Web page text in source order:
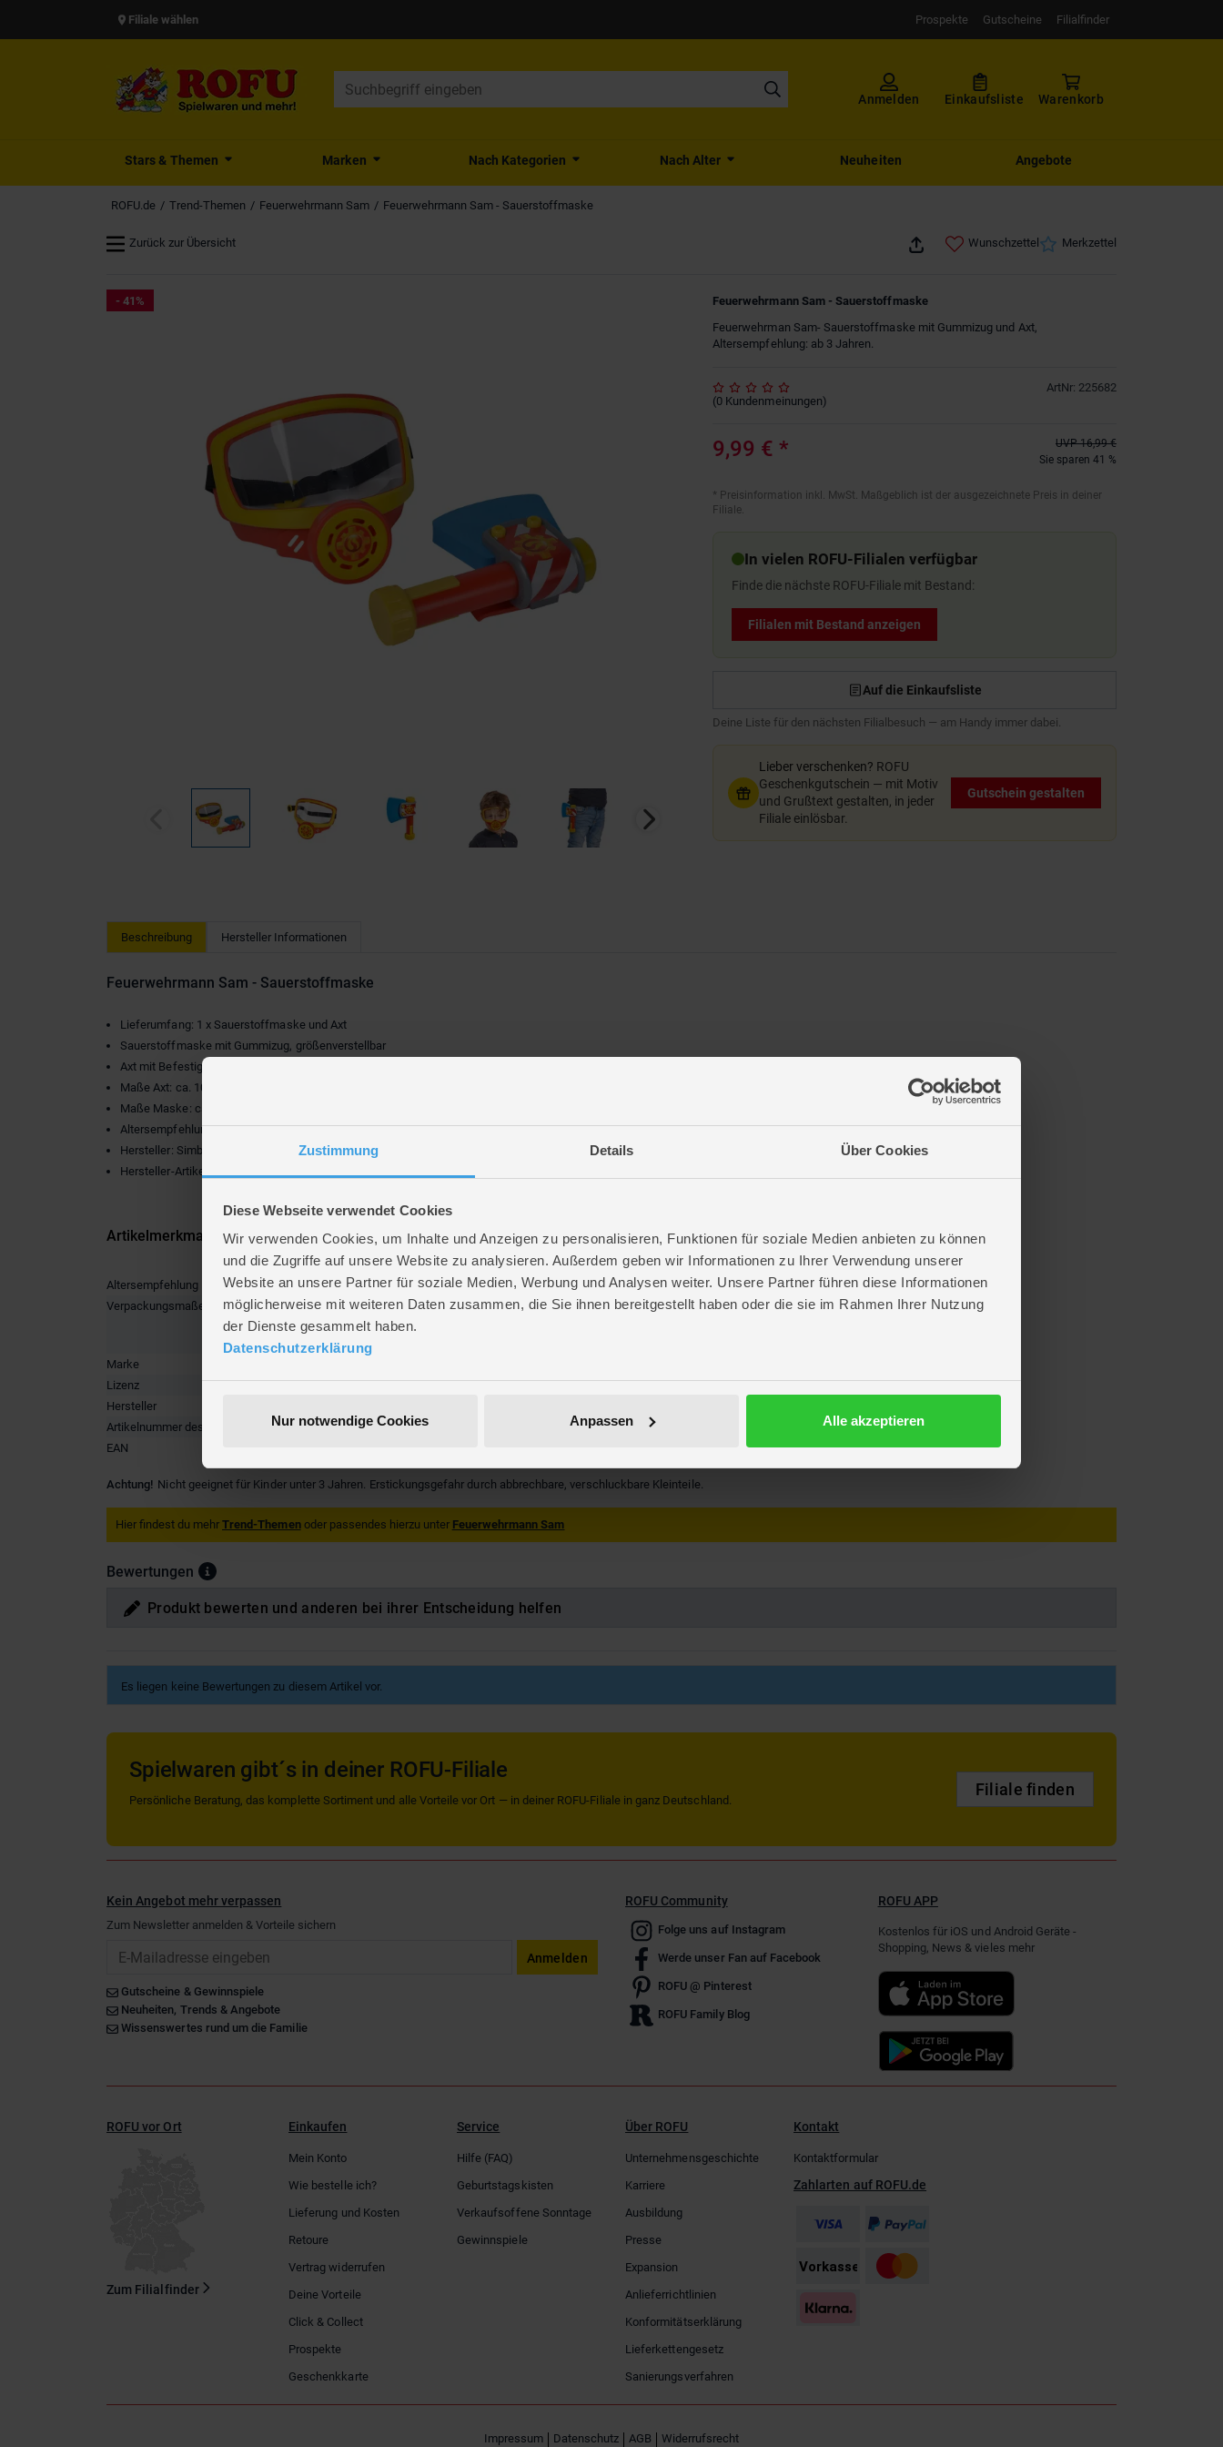
Zustimmung Details Über Cookies
Diese Webseite verwendet Cookies
Wir verwenden Cookies, um Inhalte und Anzeigen zu personalisieren, Funktionen für soziale Medien anbieten zu können
und die Zugriffe auf unsere Website zu analysieren. Außerdem geben wir Informationen zu Ihrer Verwendung unserer
Website an unsere Partner für soziale Medien, Werbung und Analysen weiter. Unsere Partner führen diese Informationen
möglicherweise mit weiteren Daten zusammen, die Sie ihnen bereitgestellt haben oder die sie im Rahmen Ihrer Nutzung
der Dienste gesammelt haben.
Datenschutzerklärung
Nur notwendige Cookies Anpassen Alle akzeptieren
Filiale wählen Prospekte Gutscheine Filialfinder
Anmelden Einkaufsliste Warenkorb
Stars & Themen Marken Nach Kategorien Nach Alter Neuheiten Angebote
ROFU.de Trend-Themen Feuerwehrmann Sam Feuerwehrmann Sam - Sauerstoffmaske
Zurück zur Übersicht Wunschzettel Merkzettel
- 41%
Feuerwehrmann Sam - Sauerstoffmaske
Feuerwehrman Sam- Sauerstoffmaske mit Gummizug und Axt,
Altersempfehlung: ab 3 Jahren.
ArtNr: 225682
(0 Kundenmeinungen)
9,99 € * UVP 16,99 €
Sie sparen 41 %
* Preisinformation inkl. MwSt. Maßgeblich ist der ausgezeichnete Preis in deiner
Filiale.
In vielen ROFU-Filialen verfügbar
Finde die nächste ROFU-Filiale mit Bestand:
Filialen mit Bestand anzeigen
Auf die Einkaufsliste
Deine Liste für den nächsten Filialbesuch — am Handy immer dabei.
Lieber verschenken? ROFU
Geschenkgutschein — mit Motiv
und Grußtext gestalten, in jeder
Filiale einlösbar.
Gutschein gestalten
Beschreibung Hersteller Informationen
Feuerwehrmann Sam - Sauerstoffmaske
Lieferumfang: 1 x Sauerstoffmaske und Axt
Sauerstoffmaske mit Gummizug, größenverstellbar
Axt mit Befestigungshaken
Maße Axt: ca. 10 x 15 cm
Maße Maske: ca. 6 x 20 x 29 cm
Altersempfehlung: ab 3 Jahren
Hersteller: Simba Toys
Hersteller-Artikelnr.: 109252476
Artikelmerkmale
Altersempfehlung
ab 3 Jahre
Verpackungsmaße
Länge ca. 20,3 cm
Breite ca. 29,2 cm
Marke
Lizenz
Feuerwehrmann Sam
Hersteller
Artikelnummer des Herstellers
109252476
EAN
Achtung! Nicht geeignet für Kinder unter 3 Jahren. Erstickungsgefahr durch abbrechbare, verschluckbare Kleinteile.
Hier findest du mehr Trend-Themenoder passendes hierzu unter Feuerwehrmann Sam
Bewertungen
Produkt bewerten und anderen bei ihrer Entscheidung helfen
Es liegen keine Bewertungen zu diesem Artikel vor.
Spielwaren gibt´s in deiner ROFU-Filiale
Persönliche Beratung, das komplette Sortiment und alle Vorteile vor Ort — in deiner ROFU-Filiale in ganz Deutschland.
Filiale finden
Kein Angebot mehr verpassen
Zum Newsletter anmelden & Vorteile sichern
Anmelden
Gutscheine & Gewinnspiele
Neuheiten, Trends & Angebote
Wissenswertes rund um die Familie
ROFU Community
Folge uns auf Instagram
Werde unser Fan auf Facebook
ROFU @ Pinterest
ROFU Family Blog
ROFU APP
Kostenlos für iOS und Android Geräte -
Shopping, News & vieles mehr
ROFU vor Ort
Zum Filialfinder
Einkaufen
Mein Konto
Wie bestelle ich?
Lieferung und Kosten
Retoure
Vertrag widerrufen
Deine Vorteile
Click & Collect
Prospekte
Geschenkkarte
Service
Hilfe (FAQ)
Geburtstagskisten
Verkaufsoffene Sonntage
Gewinnspiele
Über ROFU
Unternehmensgeschichte
Karriere
Ausbildung
Presse
Expansion
Anlieferrichtlinien
Konformitätserklärung
Lieferkettengesetz
Sanierungsverfahren
Kontakt
Kontaktformular
Zahlarten auf ROFU.de
Impressum Datenschutz AGB Widerrufsrecht